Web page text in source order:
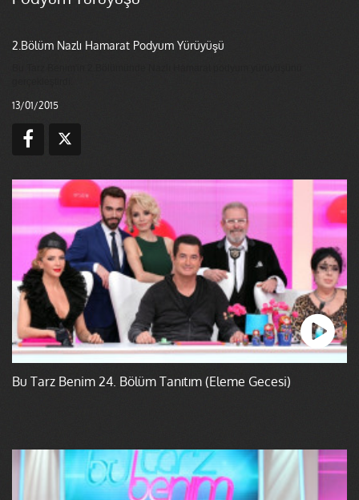
2.Bölüm Nazlı Hamarat Podyum Yürüyüşü
13/01/2015
Bu Tarz Benim 24. Bölüm Tanıtım (Eleme Gecesi)